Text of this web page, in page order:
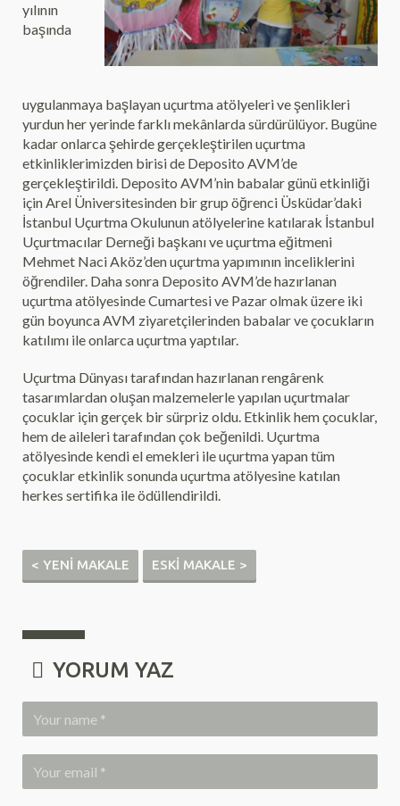
yılının
başında
uygulanmaya başlayan uçurtma atölyeleri ve şenlikleri
yurdun her yerinde farklı mekânlarda sürdürülüyor. Bugüne
kadar onlarca şehirde gerçekleştirilen uçurtma
etkinliklerimizden birisi de Deposito AVM’de
gerçekleştirildi. Deposito AVM’nin babalar günü etkinliği
için Arel Üniversitesinden bir grup öğrenci Üsküdar’daki
İstanbul Uçurtma Okulunun atölyelerine katılarak İstanbul
Uçurtmacılar Derneği başkanı ve uçurtma eğitmeni
Mehmet Naci Aköz’den uçurtma yapımının inceliklerini
öğrendiler. Daha sonra Deposito AVM’de hazırlanan
uçurtma atölyesinde Cumartesi ve Pazar olmak üzere iki
gün boyunca AVM ziyaretçilerinden babalar ve çocukların
katılımı ile onlarca uçurtma yaptılar.
Uçurtma Dünyası tarafından hazırlanan rengârenk
tasarımlardan oluşan malzemelerle yapılan uçurtmalar
çocuklar için gerçek bir sürpriz oldu. Etkinlik hem çocuklar,
hem de aileleri tarafından çok beğenildi. Uçurtma
atölyesinde kendi el emekleri ile uçurtma yapan tüm
çocuklar etkinlik sonunda uçurtma atölyesine katılan
herkes sertifika ile ödüllendirildi.
< YENI MAKALE ESKI MAKALE >
YORUM YAZ